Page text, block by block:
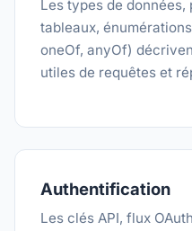
Les types de
tableaux,
oneOf, anyOf)
utiles de requêtes et
Authentification
Les clés API, flux